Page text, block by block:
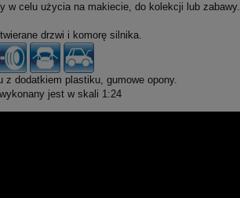
w celu użycia na makiecie, do kolekcji lub zabawy.
drzwi i komorę silnika.
z dodatkiem plastiku, gumowe opony.
jest w skali 1:24